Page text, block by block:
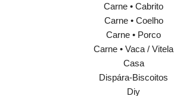
Carne • Cabrito
Carne • Coelho
Carne • Porco
Carne • Vaca / Vitela
Casa
Dispára-Biscoitos
Diy